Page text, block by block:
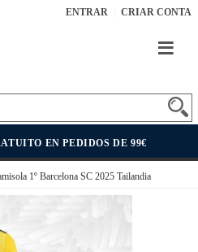
ENTRAR CRIAR CONTA
EN PEDIDOS DE 99€
1º Barcelona SC 2025 Tailandia